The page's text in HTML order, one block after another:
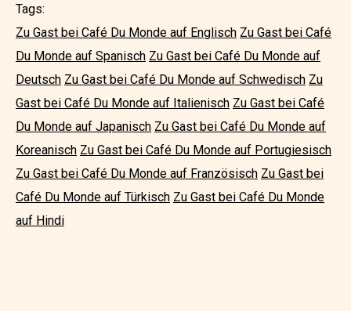
Tags:
Zu Gast bei Café Du Monde auf Englisch Zu Gast bei Café
Du Monde auf Spanisch Zu Gast bei Café Du Monde auf
Deutsch Zu Gast bei Café Du Monde auf Schwedisch Zu
Gast bei Café Du Monde auf Italienisch Zu Gast bei Café
Du Monde auf Japanisch Zu Gast bei Café Du Monde auf
Koreanisch Zu Gast bei Café Du Monde auf Portugiesisch
Zu Gast bei Café Du Monde auf Französisch Zu Gast bei
Café Du Monde auf Türkisch Zu Gast bei Café Du Monde
auf Hindi